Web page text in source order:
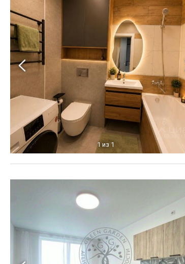
1 из 1